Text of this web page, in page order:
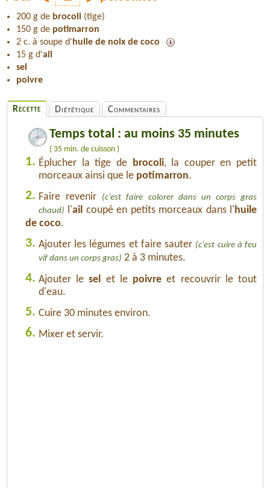
200 g de brocoli (tige)
150 g de potimarron
2 c. à soupe d' huile de noix de coco
15 g d'ail
sel
poivre
Recette Diététique Commentaires
Temps total : au moins 35 minutes
( 35 min. de cuisson )
1. Éplucher la tige de brocoli, la couper en petit
morceaux ainsi que le potimarron.
2. Faire revenir
(c'est faire colorer dans un corps gras
chaud)
l'ail coupé en petits morceaux dans l' huile
de coco.
3. Ajouter les légumes et faire sauter (c'est cuire à feu
vif dans un corps gras) 2 à 3 minutes.
4. Ajouter lesel et le poivre et recouvrir le tout
d'eau.
5. Cuire 30 minutes environ.
6. Mixer et servir.